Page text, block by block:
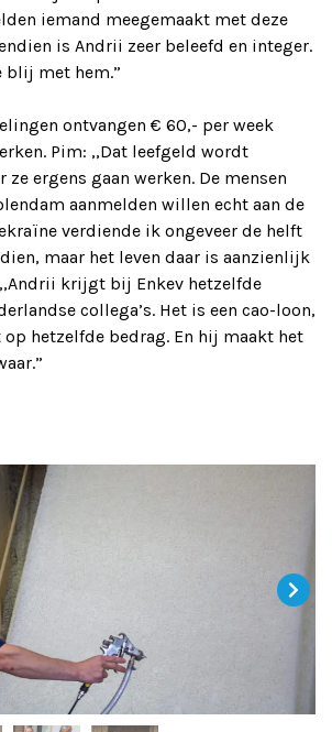
iemand meegemaakt met deze
is Andrii zeer beleefd en integer.
met hem.”
ontvangen € 60,- per week
Pim: ,,Dat leefgeld wordt
ze ergens gaan werken. De mensen
aanmelden willen echt aan de
verdiende ik ongeveer de helft
maar het leven daar is aanzienlijk
krijgt bij Enkev hetzelfde
collega’s. Het is een cao-loon,
hetzelfde bedrag. En hij maakt het